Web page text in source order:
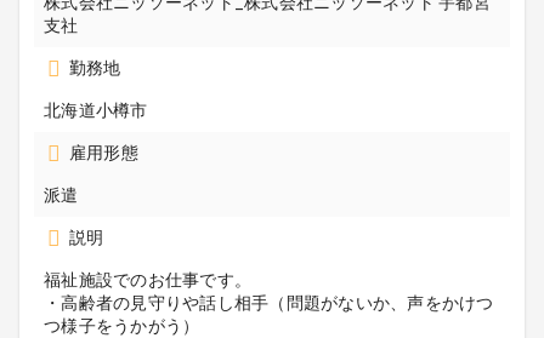
支社
勤務地
北海道小樽市
雇用形態
派遣
説明
福祉施設でのお仕事です。
・高齢者の見守りや話し相手（問題がないか、声をかけつ
つ様子をうかがう）